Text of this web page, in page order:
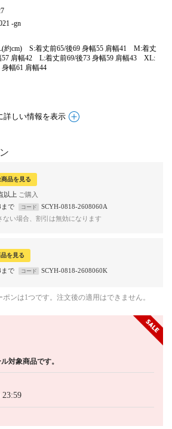
-gn
約cm) S:着丈前65/後69 身幅55 肩幅41 M:着丈
57 肩幅42 L:着丈前69/後73 身幅59 肩幅43 XL:
幅61 肩幅44
詳しい情報を表示
商品を見る
以上
まで コード
SCYH-0818-2608060A
い場合、割引は無効になります
を見る
まで コード SCYH-0818-2608060K
ンは1つです。注文後の適用はできません。
対象商品です。
23:59